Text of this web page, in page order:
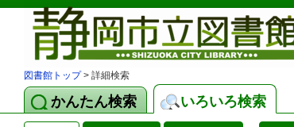
図書館トップ> 詳細検索
かんたん検索 いろいろ検索